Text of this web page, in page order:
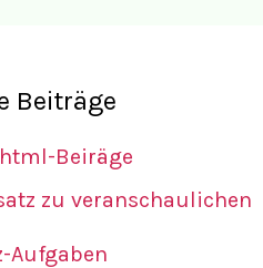
Beiträge
Beiräge
Aufgaben